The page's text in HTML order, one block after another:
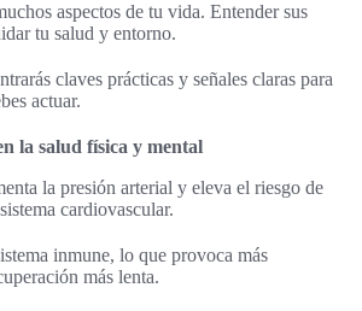
aspectos de tu vida. Entender sus
tu salud y entorno.
claves prácticas y señales claras para
actuar.
la salud física y mental
la presión arterial y eleva el riesgo de
cardiovascular.
inmune, lo que provoca más
más lenta.